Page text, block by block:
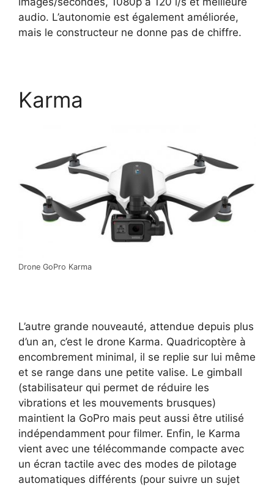
audio. L’autonomie est également améliorée,
mais le constructeur ne donne pas de chiffre.
Karma
Drone GoPro Karma
L’autre grande nouveauté, attendue depuis plus
d’un an, c’est le drone Karma. Quadricoptère à
encombrement minimal, il se replie sur lui même
et se range dans une petite valise. Le gimball
(stabilisateur qui permet de réduire les
vibrations et les mouvements brusques)
maintient la GoPro mais peut aussi être utilisé
indépendamment pour filmer. Enfin, le Karma
vient avec une télécommande compacte avec
un écran tactile avec des modes de pilotage
automatiques différents (pour suivre un sujet